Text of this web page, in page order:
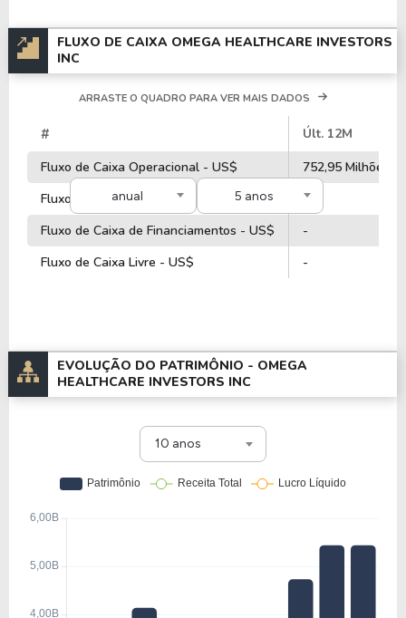
FLUXO DE CAIXA OMEGA HEALTHCARE INVESTORS
INC
anual 5 anos
ARRASTE O QUADRO PARA VER MAIS DADOS
#
Últ. 12M
Fluxo de Caixa Operacional - US$
752,95 Milhões
Fluxo de Caixa de Investimentos - US$
-
Fluxo de Caixa de Financiamentos - US$
-
Fluxo de Caixa Livre - US$
-
EVOLUÇÃO DO PATRIMÔNIO - OMEGA
HEALTHCARE INVESTORS INC
10 anos